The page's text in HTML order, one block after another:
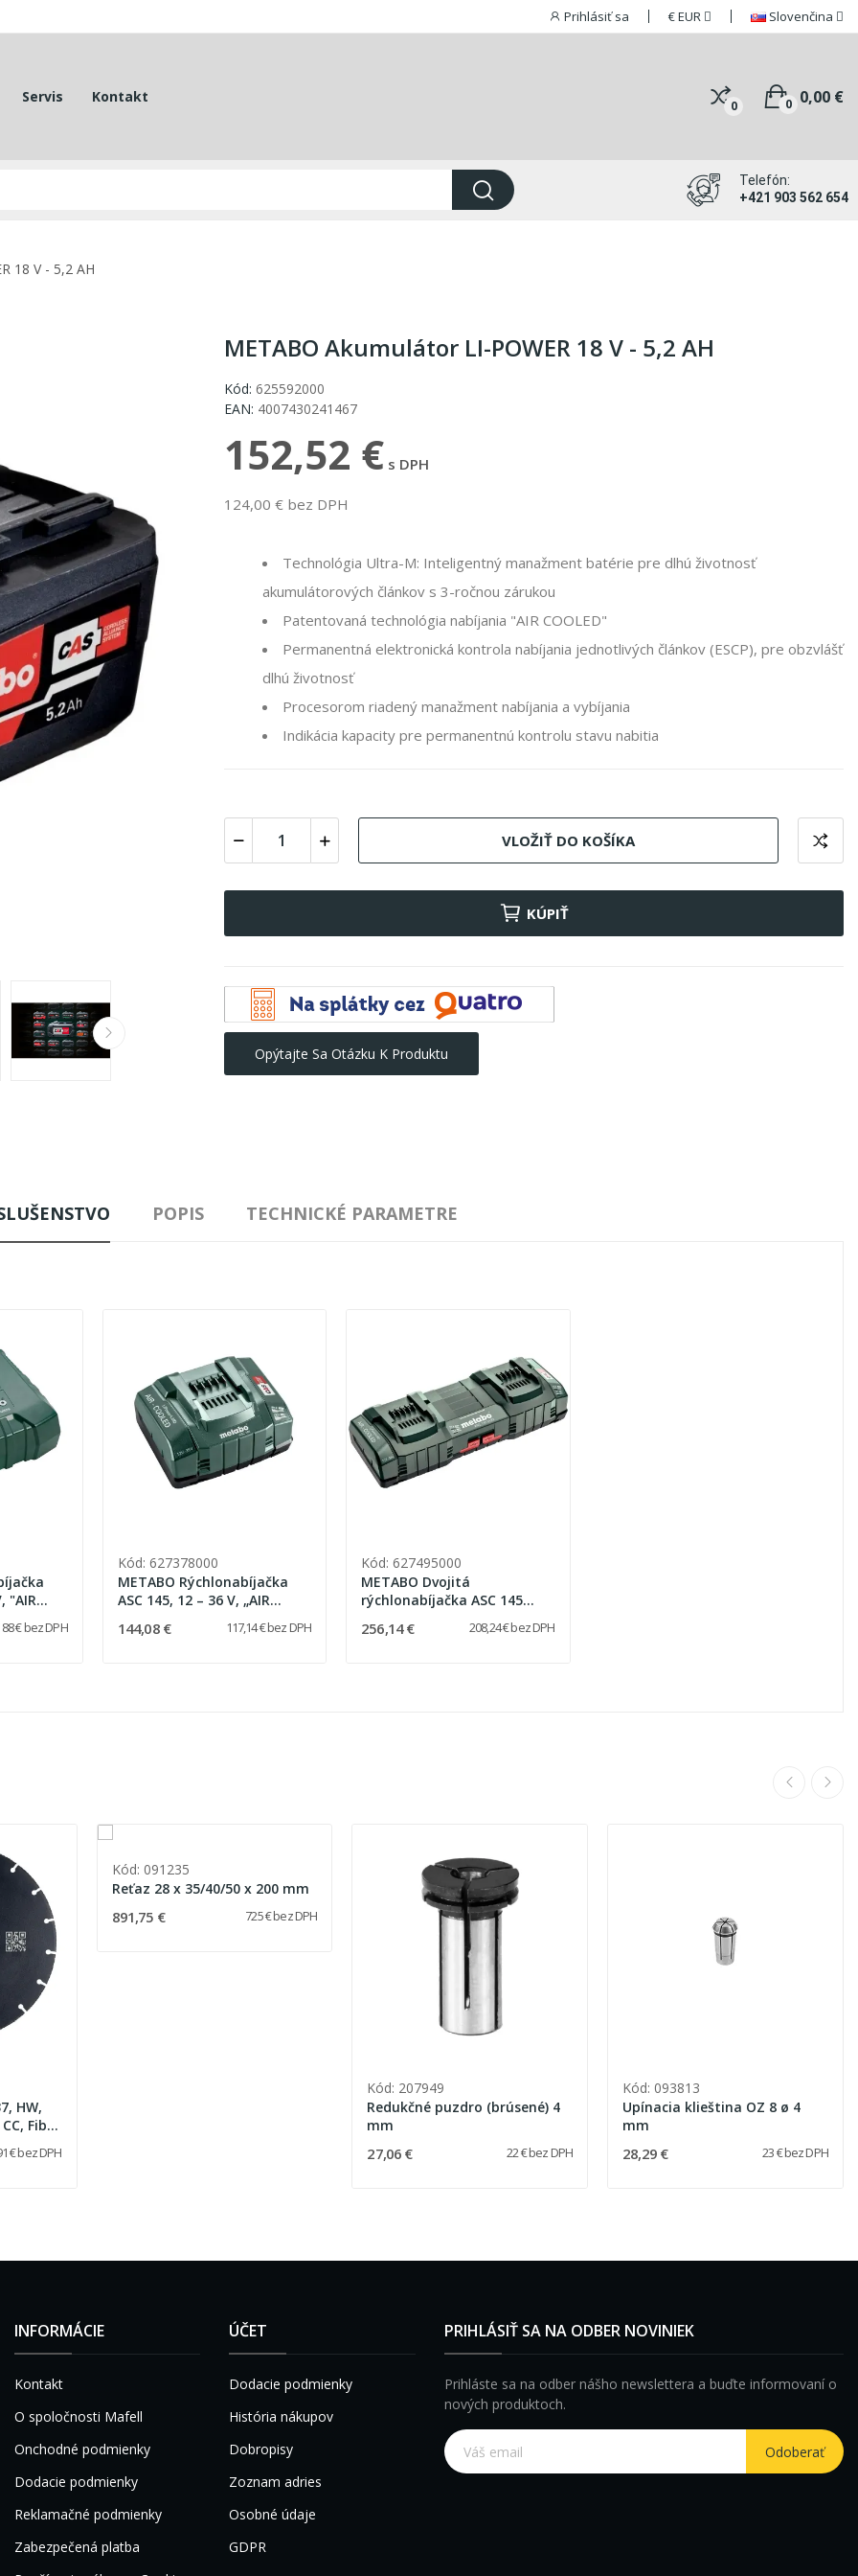
Prihlásiť sa €EUR Slovenčina
Servis Kontakt
0 0,00 €
0
Telefón:
+421 903 562 654
18 V - 5,2 AH
METABO Akumulátor LI-POWER 18 V - 5,2 AH
Kód: 625592000
EAN: 4007430241467
152,52 € s DPH
124,00 € bez DPH
Technológia Ultra-M: Inteligentný manažment batérie pre dlhú životnosť
akumulátorových článkov s 3-ročnou zárukou
Patentovaná technológia nabíjania "AIR COOLED"
Permanentná elektronická kontrola nabíjania jednotlivých článkov (ESCP), pre obzvlášť
dlhú životnosť
Procesorom riadený manažment nabíjania a vybíjania
Indikácia kapacity pre permanentnú kontrolu stavu nabitia
VLOŽIŤ DO KOŠÍKA
KÚPIŤ
Opýtajte Sa Otázku K Produktu
POPIS TECHNICKÉ PARAMETRE
"AIR
88 € bez DPH
Kód: 627378000
METABO Rýchlonabíjačka
ASC 145, 12 – 36 V, „AIR
144,08 € 117,14 € bez DPH
Kód: 627495000
METABO Dvojitá
rýchlonabíjačka ASC 145
256,14 € 208,24 € bez DPH
HW,
Fibre
€ bez DPH
Kód: 091235
Reťaz 28 x 35/40/50 x 200 mm
891,75 € 725 € bez DPH
Kód: 207949
Redukčné puzdro (brúsené) 4
mm
27,06 € 22 € bez DPH
Kód: 093813
Upínacia klieština OZ 8 ø 4
mm
28,29 € 23 € bez DPH
INFORMÁCIE
Kontakt
O spoločnosti Mafell
Onchodné podmienky
Dodacie podmienky
Reklamačné podmienky
Zabezpečená platba
ÚČET
Dodacie podmienky
História nákupov
Dobropisy
Zoznam adries
Osobné údaje
GDPR
PRIHLÁSIŤ SA NA ODBER NOVINIEK
Prihláste sa na odber nášho newslettera a buďte informovaní o
nových produktoch.
Odoberať